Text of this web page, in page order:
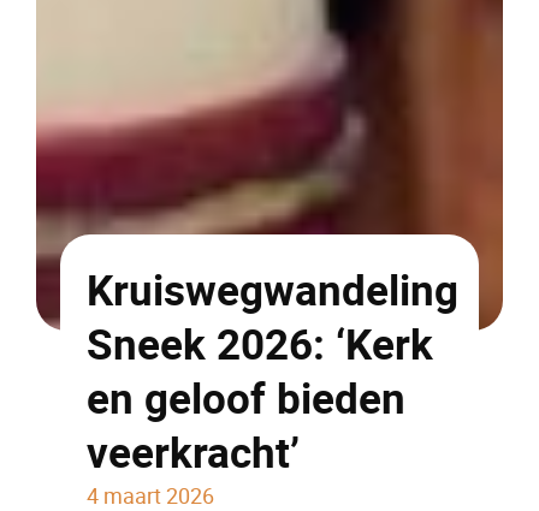
Kruiswegwandeling
Sneek 2026: ‘Kerk
en geloof bieden
veerkracht’
4 maart 2026